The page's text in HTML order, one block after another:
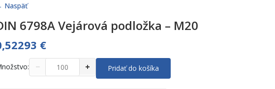
Naspäť
6798A Vejárová podložka – M20
€
− + Pridať do košíka